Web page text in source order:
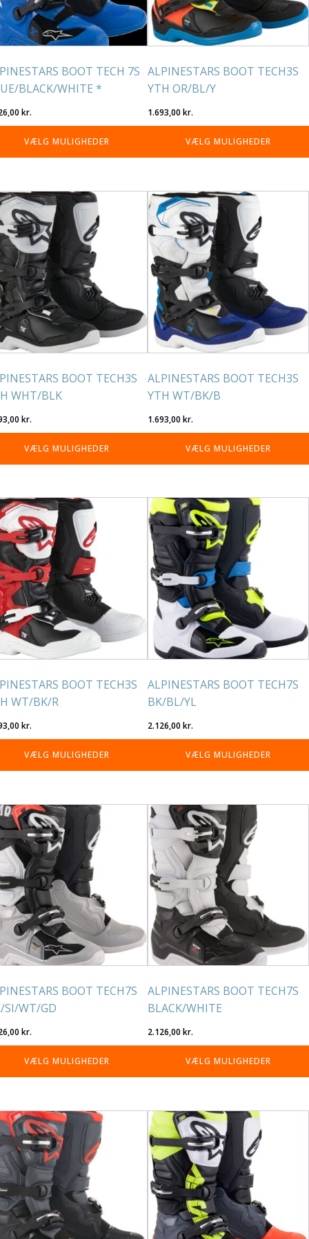
BOOT TECH 7S
BLACK/WHITE *
kr.
VÆLG MULIGHEDER
ALPINESTARS BOOT TECH3S
YTH OR/BL/Y
1.693,00kr.
VÆLG MULIGHEDER
vælges
på
varesiden
BOOT TECH3S
WHT/BLK
kr.
VÆLG MULIGHEDER
ALPINESTARS BOOT TECH3S
YTH WT/BK/B
1.693,00kr.
VÆLG MULIGHEDER
Dette
vare
har
flere
varianter.
Mulighederne
kan
vælges
på
varesiden
BOOT TECH3S
WT/BK/R
kr.
VÆLG MULIGHEDER
ALPINESTARS BOOT TECH7S
BK/BL/YL
2.126,00kr.
VÆLG MULIGHEDER
Dette
vare
har
flere
varianter.
Mulighederne
kan
vælges
på
varesiden
BOOT TECH7S
SI/WT/GD
kr.
VÆLG MULIGHEDER
ALPINESTARS BOOT TECH7S
BLACK/WHITE
2.126,00kr.
VÆLG MULIGHEDER
Dette
vare
har
flere
varianter.
Mulighederne
kan
vælges
på
varesiden
Dette
vare
har
flere
varianter.
Mulighederne
kan